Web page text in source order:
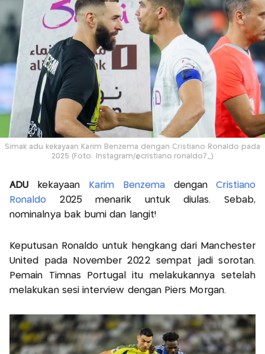
Simak adu kekayaan Karim Benzema dengan Cristiano Ronaldo pada
2025 (Foto: Instagram/@cristiano.ronaldo7_)
ADU kekayaan Karim Benzema denganCristiano
Ronaldo 2025 menarik untuk diulas. Sebab,
nominalnya bak bumi dan langit!
Keputusan Ronaldo untuk hengkang dari Manchester
United pada November 2022 sempat jadi sorotan.
Pemain Timnas Portugal itu melakukannya setelah
melakukan sesi interview dengan Piers Morgan.